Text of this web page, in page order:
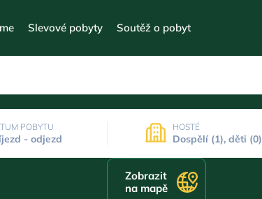
Slevové pobyty Soutěž o pobyt
POBYTU
- odjezd
HOSTÉ
Dospělí (1), děti (0)
Zobrazit
na mapě